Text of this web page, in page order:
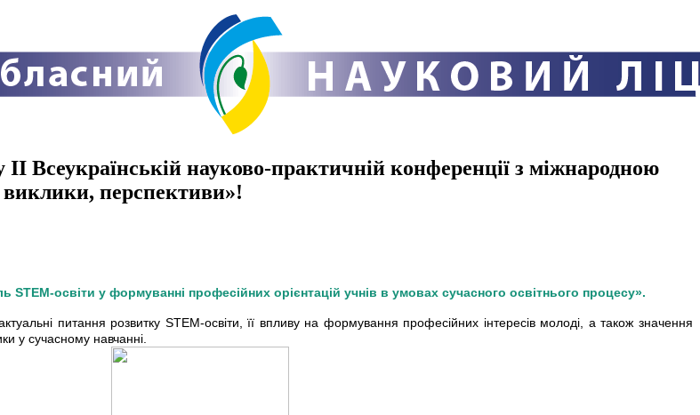
Всеукраїнській науково-практичній конференції з міжнародною
виклики, перспективи»!
освіти у формуванні професійних орієнтацій учнів в умовах сучасного освітнього процесу».
питання розвитку STEM-освіти, її впливу на формування професійних інтересів молоді, а також значення
у сучасному навчанні.